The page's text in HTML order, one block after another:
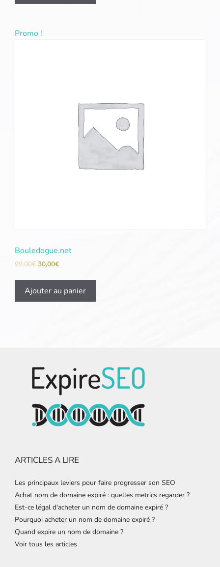
Promo !
Bouledogue.net
99,00€ 30,00€
Ajouter au panier
ARTICLES A LIRE
Les principaux leviers pour faire progresser son SEO
Achat nom de domaine expiré : quelles metrics regarder ?
Est-ce légal d'acheter un nom de domaine expiré ?
Pourquoi acheter un nom de domaine expiré ?
Quand expire un nom de domaine ?
Voir tous les articles